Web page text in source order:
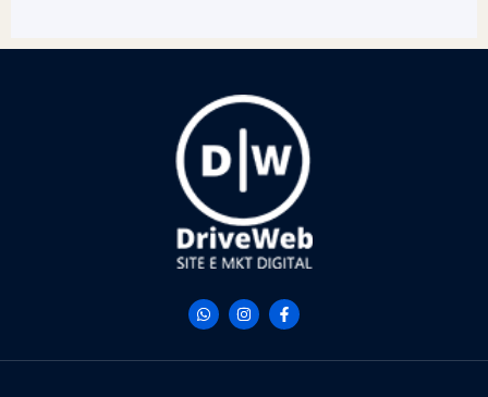
foco em posicionamento a longo prazo e
É um trabalho mensal, pensado para construir
presença e resultados de forma consistente,
não apenas campanhas soltas.